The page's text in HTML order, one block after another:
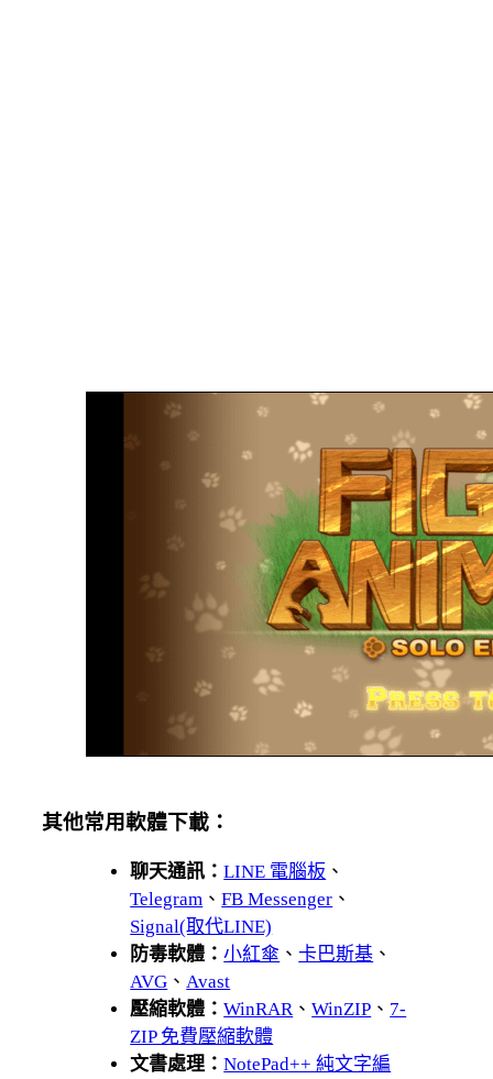
其他常用軟體下載：
聊天通訊：LINE 電腦板 、
Telegram 、FB Messenger 、
Signal(取代LINE)
防毒軟體：小紅傘 、卡巴斯基 、
AVG 、 Avast
壓縮軟體：WinRAR 、WinZIP 、 7-
ZIP 免費壓縮軟體
文書處理：NotePad++ 純文字編